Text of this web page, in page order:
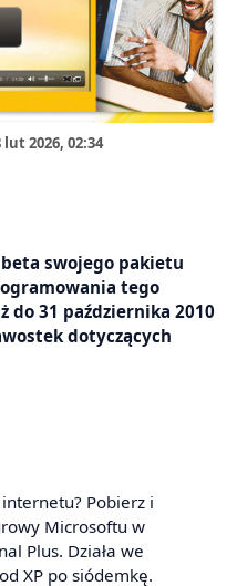
lut 2026, 02:34
swojego pakietu
tego
do 31 października 2010
dotyczących
Pobierz i
Microsoftu w
Plus. Działa we
XP po siódemkę.